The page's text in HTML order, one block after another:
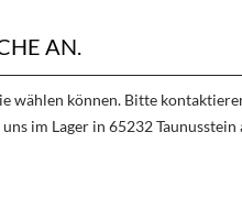
AN.
wählen können. Bitte
im Lager in 65232 Taunusstein